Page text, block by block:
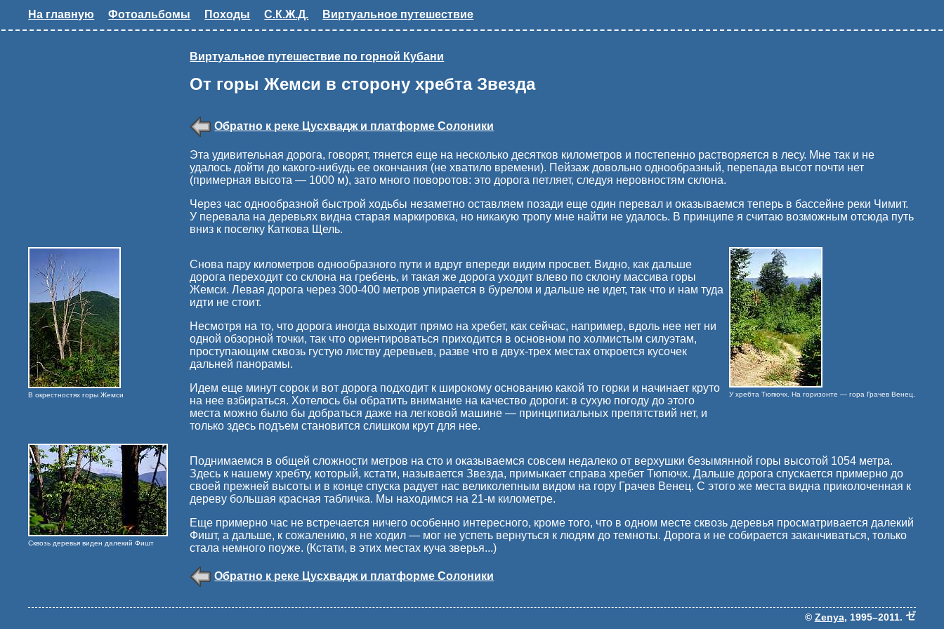
На главную Фотоальбомы Походы С.К.Ж.Д. Виртуальное путешествие
Виртуальное путешествие по горной Кубани
От горы Жемси в сторону хребта Звезда
Обратно к реке Цусхвадж и платформе Солоники
Эта удивительная дорога, говорят, тянется еще на несколько десятков километров и постепенно растворяется в лесу. Мне так и не
удалось дойти до какого-нибудь ее окончания (не хватило времени). Пейзаж довольно однообразный, перепада высот почти нет
(примерная высота — 1000 м), зато много поворотов: это дорога петляет, следуя неровностям склона.
Через час однообразной быстрой ходьбы незаметно оставляем позади еще один перевал и оказываемся теперь в бассейне реки Чимит.
У перевала на деревьях видна старая маркировка, но никакую тропу мне найти не удалось. В принципе я считаю возможным отсюда путь
вниз к поселку Каткова Щель.
В окрестностях горы Жемси У хребта Тюпючх. На горизонте — гора Грачев Венец.
Снова пару километров однообразного пути и вдруг впереди видим просвет. Видно, как дальше
дорога переходит со склона на гребень, и такая же дорога уходит влево по склону массива горы
Жемси. Левая дорога через 300-400 метров упирается в бурелом и дальше не идет, так что и нам туда
идти не стоит.
Несмотря на то, что дорога иногда выходит прямо на хребет, как сейчас, например, вдоль нее нет ни
одной обзорной точки, так что ориентироваться приходится в основном по холмистым силуэтам,
проступающим сквозь густую листву деревьев, разве что в двух-трех местах откроется кусочек
дальней панорамы.
Идем еще минут сорок и вот дорога подходит к широкому основанию какой то горки и начинает круто
на нее взбираться. Хотелось бы обратить внимание на качество дороги: в сухую погоду до этого
места можно было бы добраться даже на легковой машине — принципиальных препятствий нет, и
только здесь подъем становится слишком крут для нее.
Сквозь деревья виден далекий Фишт
Поднимаемся в общей сложности метров на сто и оказываемся совсем недалеко от верхушки безымянной горы высотой 1054 метра.
Здесь к нашему хребту, который, кстати, называется Звезда, примыкает справа хребет Тюпючх. Дальше дорога спускается примерно до
своей прежней высоты и в конце спуска радует нас великолепным видом на гору Грачев Венец. С этого же места видна приколоченная к
дереву большая красная табличка. Мы находимся на 21-м километре.
Еще примерно час не встречается ничего особенно интересного, кроме того, что в одном месте сквозь деревья просматривается далекий
Фишт, а дальше, к сожалению, я не ходил — мог не успеть вернуться к людям до темноты. Дорога и не собирается заканчиваться, только
стала немного поуже. (Кстати, в этих местах куча зверья...)
Обратно к реке Цусхвадж и платформе Солоники
© Zenya, 1995–2011.